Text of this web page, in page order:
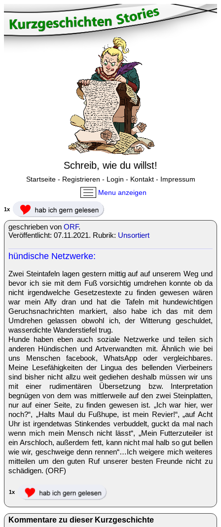
Schreib, wie du willst!
Startseite- Registrieren - Login - Kontakt- Impressum
Menu anzeigen
1x
geschrieben von ORF.
Veröffentlicht: 07.11.2021. Rubrik: Unsortiert
hündische Netzwerke:
Zwei Steintafeln lagen gestern mittig auf auf unserem Weg und
bevor ich sie mit dem Fuß vorsichtig umdrehen konnte ob da
nicht irgendwelche Gesetzestexte zu finden gewesen wären
war mein Alfy dran und hat die Tafeln mit hundewichtigen
Geruchsnachrichten markiert, also habe ich das mit dem
Umdrehen gelassen obwohl ich, der Witterung geschuldet,
wasserdichte Wanderstiefel trug.
Hunde haben eben auch soziale Netzwerke und teilen sich
anderen Hündischen und Artverwandten mit. Ähnlich wie bei
uns Menschen facebook, WhatsApp oder vergleichbares.
Meine Lesefähigkeiten der Lingua des bellenden Vierbeiners
sind bisher nicht allzu weit gediehen deshalb müssen wir uns
mit einer rudimentären Übersetzung bzw. Interpretation
begnügen von dem was mittlerweile auf den zwei Steinplatten,
nur auf einer Seite, zu finden gewesen ist. „Ich war hier, wer
noch?“, „Halts Maul du Fußhupe, ist mein Revier!“, „auf Acht
Uhr ist irgendetwas Stinkendes verbuddelt, guckt da mal nach
wenn mich mein Mensch nicht lässt“, „Mein Futterzuteiler ist
ein Arschloch, außerdem fett, kann nicht mal halb so gut bellen
wie wir, geschweige denn rennen“…Ich weigere mich weiteres
mitteilen um den guten Ruf unserer besten Freunde nicht zu
schädigen. (ORF)
1x
Kommentare zu dieser Kurzgeschichte